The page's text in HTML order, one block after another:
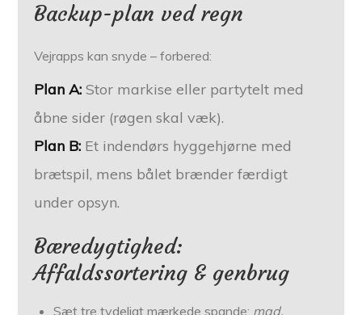
Backup-plan ved regn
Vejrapps kan snyde – forbered:
Plan A: Stor markise eller partytelt med
åbne sider (røgen skal væk).
Plan B: Et indendørs hyggehjørne med
brætspil, mens bålet brænder færdigt
under opsyn.
Bæredygtighed:
Affaldssortering & genbrug
Sæt tre tydeligt mærkede spande: mad,